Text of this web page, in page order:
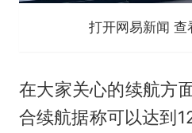
打开网易新闻 查
在大家关心的续航方
合续航据称可以达到